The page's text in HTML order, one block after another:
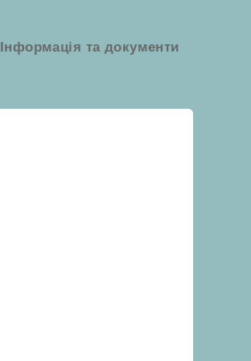
Інформація та документи